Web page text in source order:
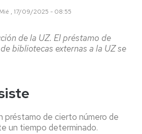
Mié , 17/09/2025 - 08:55
de la UZ. El préstamo de
bibliotecas externas a la UZ se
préstamo de cierto número de
un tiempo determinado.